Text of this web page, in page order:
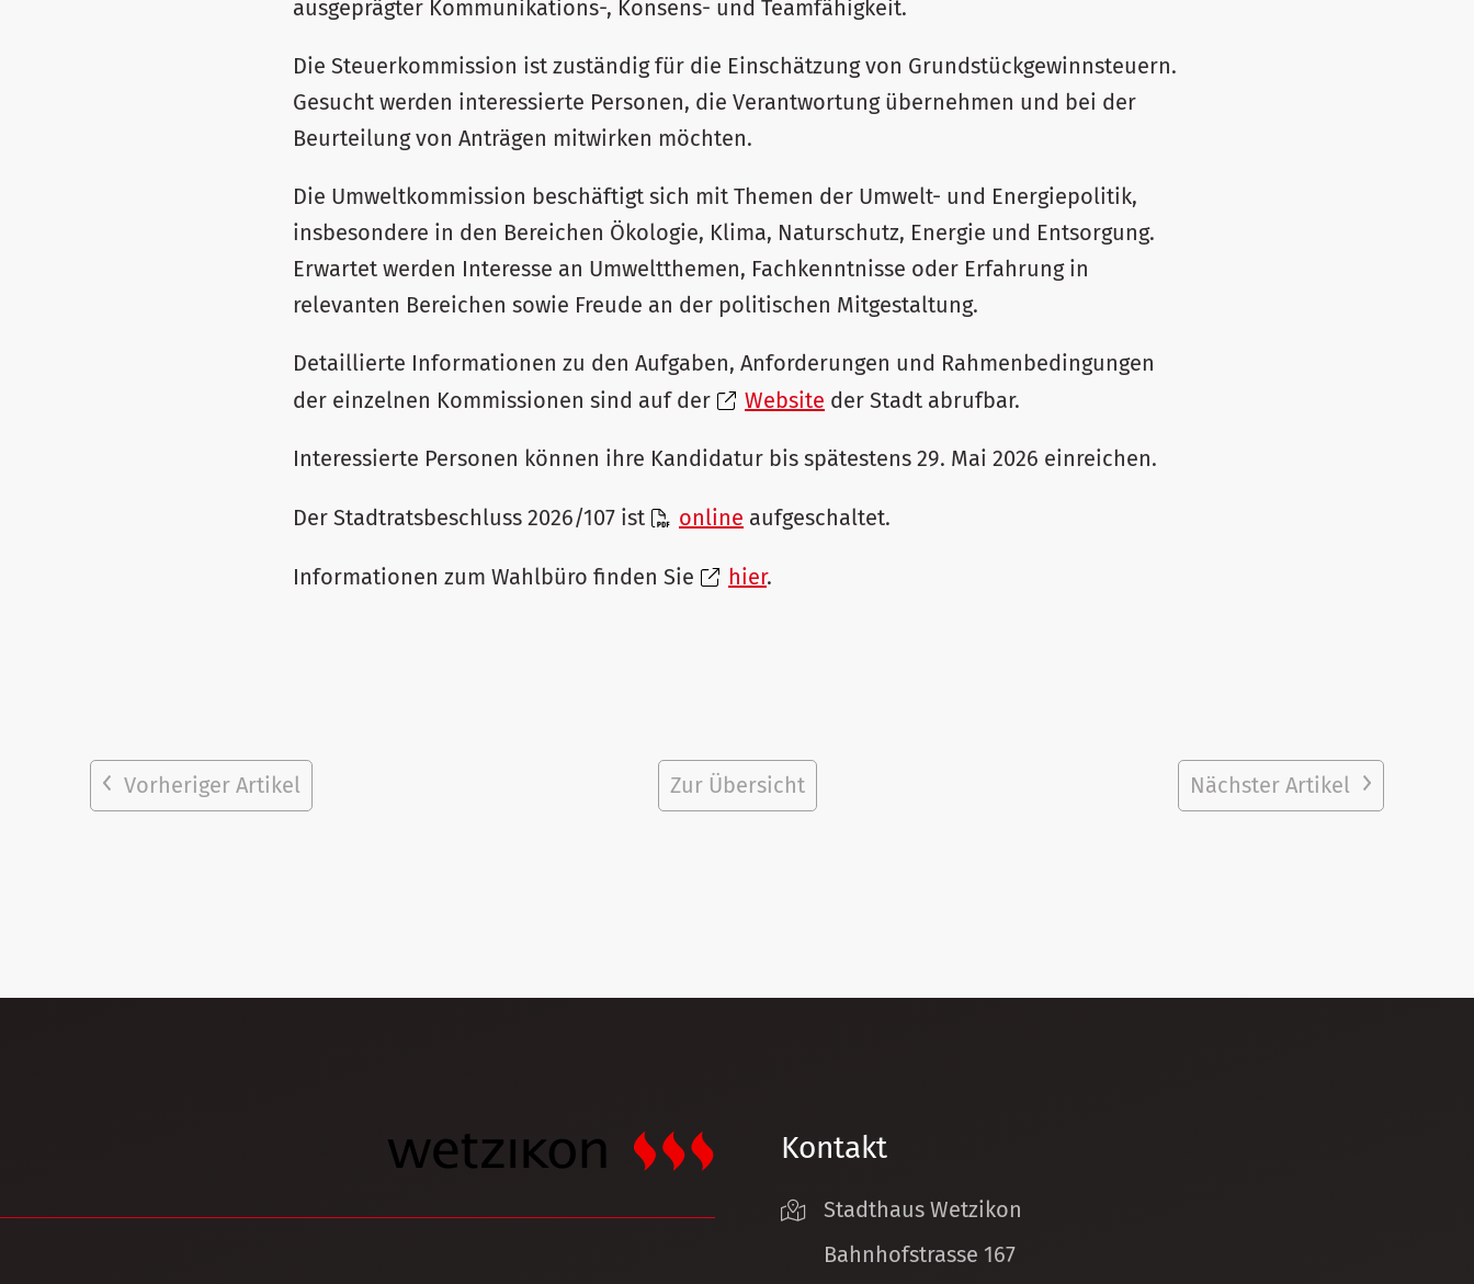
ausgeprägter Kommunikations-, Konsens- und Teamfähigkeit.
Die Steuerkommission ist zuständig für die Einschätzung von Grundstückgewinnsteuern.
Gesucht werden interessierte Personen, die Verantwortung übernehmen und bei der
Beurteilung von Anträgen mitwirken möchten.
Die Umweltkommission beschäftigt sich mit Themen der Umwelt- und Energiepolitik,
insbesondere in den Bereichen Ökologie, Klima, Naturschutz, Energie und Entsorgung.
Erwartet werden Interesse an Umweltthemen, Fachkenntnisse oder Erfahrung in
relevanten Bereichen sowie Freude an der politischen Mitgestaltung.
Detaillierte Informationen zu den Aufgaben, Anforderungen und Rahmenbedingungen
der einzelnen Kommissionen sind auf der
Website der Stadt abrufbar.
Interessierte Personen können ihre Kandidatur bis spätestens 29. Mai 2026 einreichen.
Der Stadtratsbeschluss 2026/107 ist online aufgeschaltet.
Informationen zum Wahlbüro finden Sie hier.
Vorheriger Artikel Zur Übersicht Nächster Artikel
Kontakt
Stadthaus Wetzikon
Bahnhofstrasse 167